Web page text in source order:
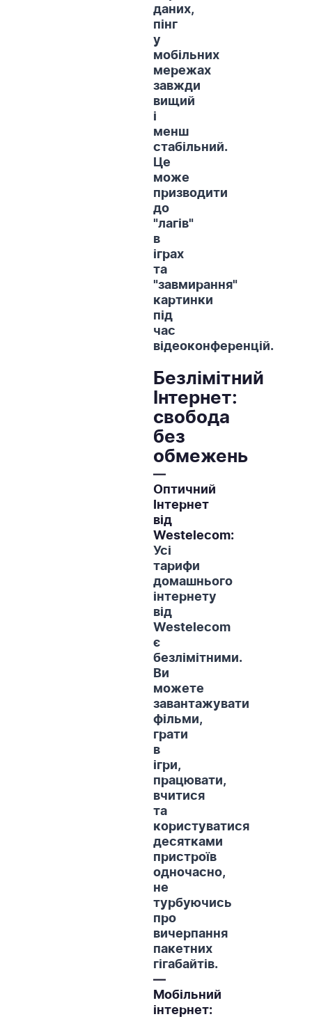
даних,
пінг
у
мобільних
мережах
завжди
вищий
і
менш
стабільний.
Це
може
призводити
до
"лагів"
в
іграх
та
"завмирання"
картинки
під
час
відеоконференцій.
Безлімітний
Інтернет:
свобода
без
обмежень
—
Оптичний
Інтернет
від
Westelecom:
Усі
тарифи
домашнього
інтернету
від
Westelecom
є
безлімітними.
Ви
можете
завантажувати
фільми,
грати
в
ігри,
працювати,
вчитися
та
користуватися
десятками
пристроїв
одночасно,
не
турбуючись
про
вичерпання
пакетних
гігабайтів.
—
Мобільний
інтернет: